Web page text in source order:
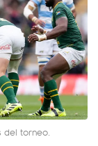
del torneo.